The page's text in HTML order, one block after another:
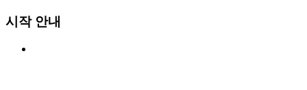
시작 안내